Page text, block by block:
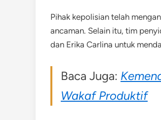
Pihak kepolisian telah
ancaman. Selain itu, tim
dan Erika Carlina untuk
Baca Juga:
Wakaf Produktif